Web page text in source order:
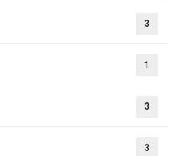
3
1
3
3